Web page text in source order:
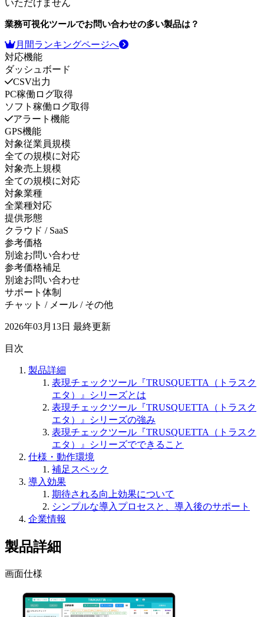
いただけません
業務可視化ツールでお問い合わせの多い製品は？
月間ランキングページへ
対応機能
ダッシュボード
CSV出力
PC稼働ログ取得
ソフト稼働ログ取得
アラート機能
GPS機能
対象従業員規模
全ての規模に対応
対象売上規模
全ての規模に対応
対象業種
全業種対応
提供形態
クラウド / SaaS
参考価格
別途お問い合わせ
参考価格補足
別途お問い合わせ
サポート体制
チャット / メール / その他
2026年03月13日 最終更新
目次
製品詳細
表現チェックツール『TRUSQUETTA（トラスク
エタ）』シリーズとは
表現チェックツール『TRUSQUETTA（トラスク
エタ）』シリーズの強み
表現チェックツール『TRUSQUETTA（トラスク
エタ）』シリーズでできること
仕様・動作環境
補足スペック
導入効果
期待される向上効果について
シンプルな導入プロセスと、導入後のサポート
企業情報
製品詳細
画面仕様